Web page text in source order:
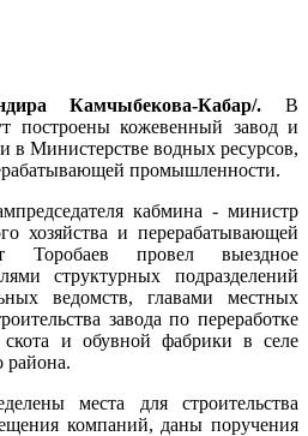
Камчыбекова-Кабар/. В
построены кожевенный завод и
в Министерстве водных ресурсов,
промышленности.
кабмина - министр
хозяйства и перерабатывающей
Торобаев провел выездное
структурных подразделений
ведомств, главами местных
завода по переработке
и обувной фабрики в селе
района.
места для строительства
компаний, даны поручения